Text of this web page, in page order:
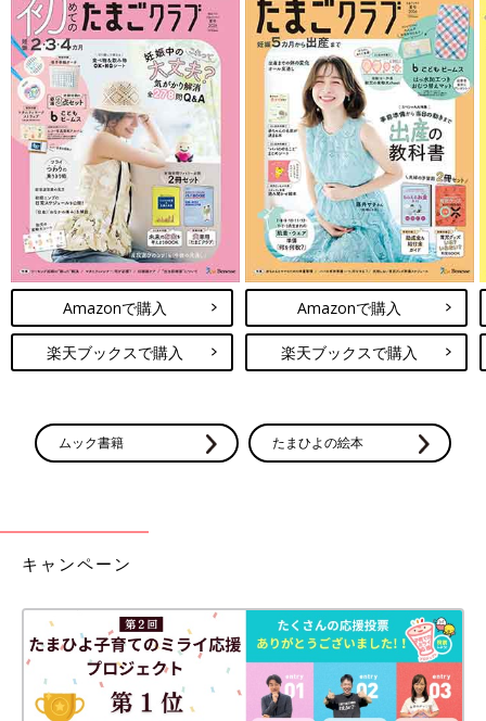
Amazonで購入
楽天ブックスで購入
Amazonで購入
楽天ブックスで購入
ムック書籍 たまひよの絵本
キャンペーン